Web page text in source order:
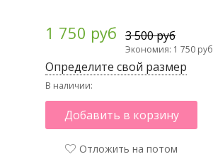
1 750 руб 3 500 руб
Экономия: 1 750 руб
Определите свой размер
В наличии:
Добавить в корзину
Отложить на потом